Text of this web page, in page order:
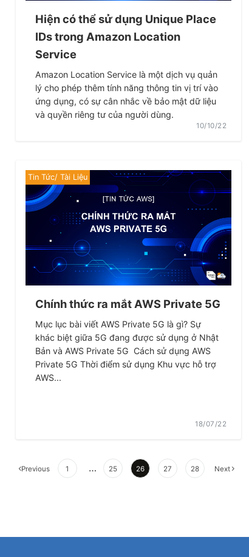
Hiện có thể sử dụng Unique Place
IDs trong Amazon Location
Service
Amazon Location Service là một dịch vụ quản
lý cho phép thêm tính năng thông tin vị trí vào
ứng dụng, có sự cân nhắc về bảo mật dữ liệu
và quyền riêng tư của người dùng.
10/10/22
Tin Tức/ Tài Liệu
Chính thức ra mắt AWS Private 5G
Mục lục bài viết AWS Private 5G là gì? Sự
khác biệt giữa 5G đang được sử dụng ở Nhật
Bản và AWS Private 5G Cách sử dụng AWS
Private 5G Thời điểm sử dụng Khu vực hỗ trợ
AWS...
18/07/22
Previous 1 … 25 26 27 28 Next